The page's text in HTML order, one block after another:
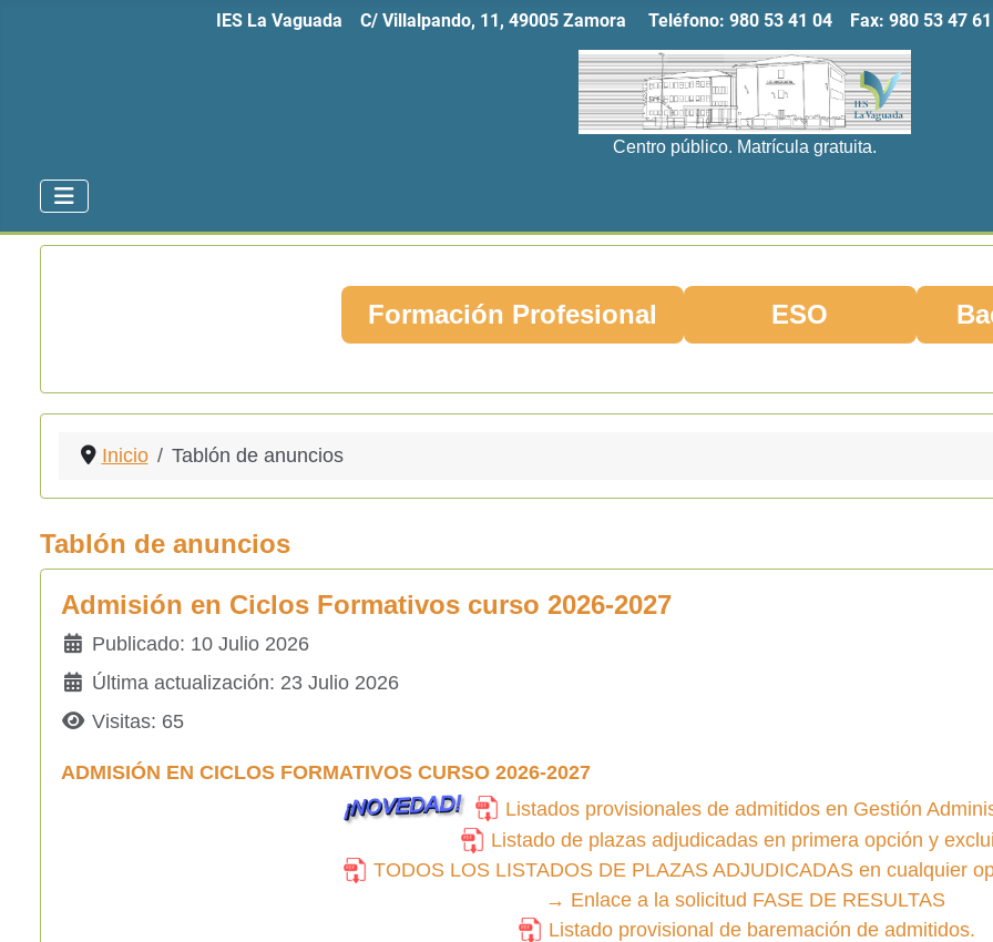
IES La Vaguada C/ Villalpando, 11, 49005 Zamora Teléfono: 980 53 41 04 Fax: 980 53 47
Centro público. Matrícula gratuita.
Formación Profesional ESO
Inicio Tablón de anuncios
Tablón de anuncios
Admisión en Ciclos Formativos curso 2026-2027
Detalles
Publicado: 10 Julio 2026
Última actualización: 23 Julio 2026
Visitas: 65
ADMISIÓN EN CICLOS FORMATIVOS CURSO 2026-2027
Listados provisionales de admitidos en Gestión
Listado de plazas adjudicadas en primera opción y
TODOS LOS LISTADOS DE PLAZAS ADJUDICADAS en cualquier
→ Enlace a la solicitud FASE DE RESULTAS
Listado provisional de baremación de admitidos.